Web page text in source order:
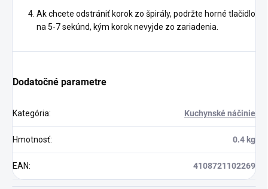
Ak chcete odstrániť korok zo špirály, podržte horné tlačidlo
na 5-7 sekúnd, kým korok nevyjde zo zariadenia.
Dodatočné parametre
Kategória: Kuchynské náčinie
Hmotnosť: 0.4 kg
EAN: 4108721102269